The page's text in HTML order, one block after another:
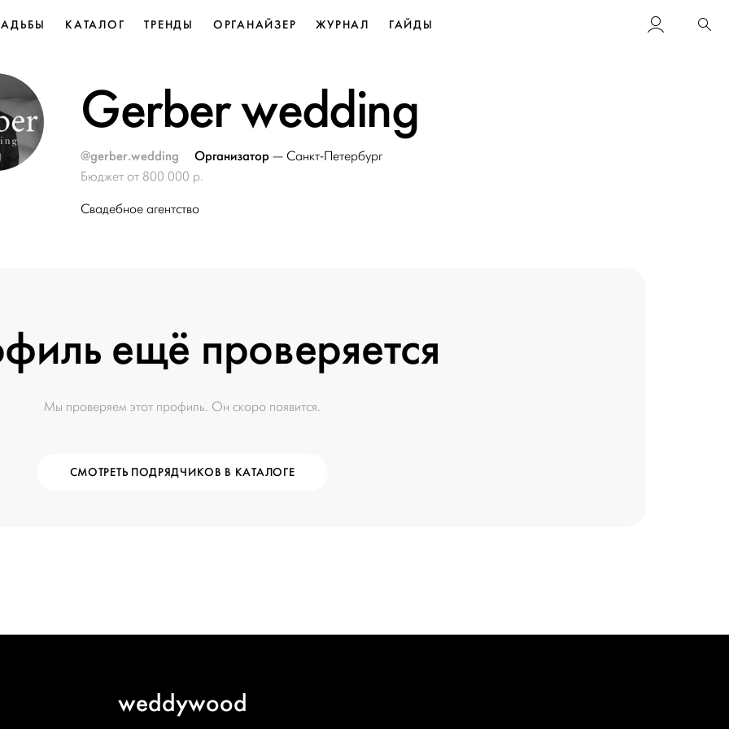
КАТАЛОГ ТРЕНДЫ ОРГАНАЙЗЕР ЖУРНАЛ ГАЙДЫ
Gerber wedding
@gerber.wedding Организатор— Санкт-Петербург
Бюджет от 800 000 р.
Свадебное агентство
ещё проверяется
Мы проверяем этот профиль. Он скоро появится.
СМОТРЕТЬ ПОДРЯДЧИКОВ В КАТАЛОГЕ
weddywood